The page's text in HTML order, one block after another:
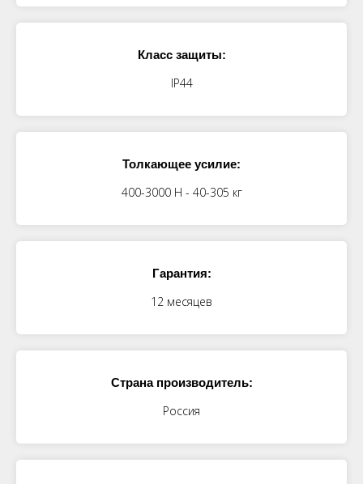
Класс защиты:
IP44
Толкающее усилие:
400-3000 Н - 40-305 кг
Гарантия:
12 месяцев
Страна производитель:
Россия